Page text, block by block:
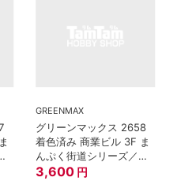
GREENMAX
グリーンマックス 2658
着色済み 商業ビル 3F ま
んぷく街道シリーズ／ド
ムドムハンバーガー
3,600 円